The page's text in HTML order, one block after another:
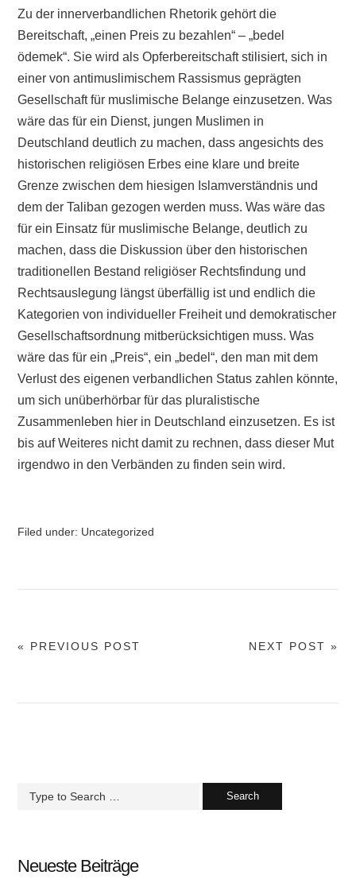
Zu der innerverbandlichen Rhetorik gehört die
Bereitschaft, „einen Preis zu bezahlen“ – „bedel
ödemek“. Sie wird als Opferbereitschaft stilisiert, sich in
einer von antimuslimischem Rassismus geprägten
Gesellschaft für muslimische Belange einzusetzen. Was
wäre das für ein Dienst, jungen Muslimen in
Deutschland deutlich zu machen, dass angesichts des
historischen religiösen Erbes eine klare und breite
Grenze zwischen dem hiesigen Islamverständnis und
dem der Taliban gezogen werden muss. Was wäre das
für ein Einsatz für muslimische Belange, deutlich zu
machen, dass die Diskussion über den historischen
traditionellen Bestand religiöser Rechtsfindung und
Rechtsauslegung längst überfällig ist und endlich die
Kategorien von individueller Freiheit und demokratischer
Gesellschaftsordnung mitberücksichtigen muss. Was
wäre das für ein „Preis“, ein „bedel“, den man mit dem
Verlust des eigenen verbandlichen Status zahlen könnte,
um sich unüberhörbar für das pluralistische
Zusammenleben hier in Deutschland einzusetzen. Es ist
bis auf Weiteres nicht damit zu rechnen, dass dieser Mut
irgendwo in den Verbänden zu finden sein wird.
Filed under: Uncategorized
NEXT POST »
« PREVIOUS POST
Neueste Beiträge